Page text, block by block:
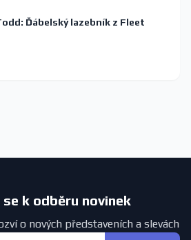
Ďábelský lazebník z Fleet
k odběru novinek
o nových představeních a slevách